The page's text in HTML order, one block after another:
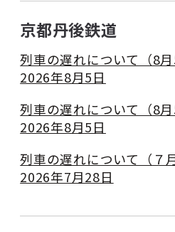
京都丹後鉄道
列車の遅れについて（8
2026年8月5日
列車の遅れについて（8
2026年8月5日
列車の遅れについて（７
2026年7月28日